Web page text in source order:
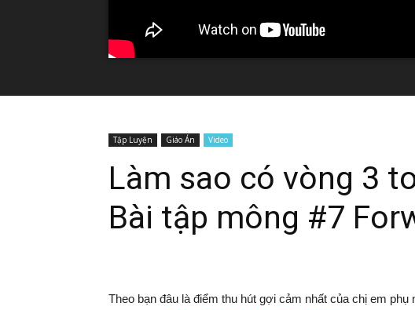
Tập Luyện Giáo Án Video
Làm sao có vòng 3
Bài tập mông #7
Theo bạn đâu là điểm thu hút gợi cảm nhất của chị em